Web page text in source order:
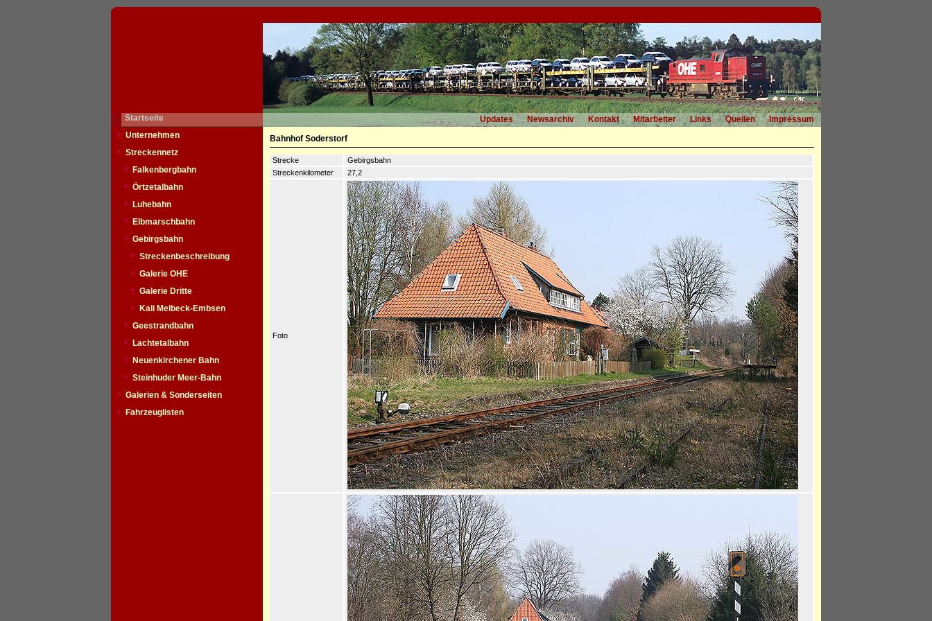
Startseite Updates Newsarchiv Kontakt Mitarbeiter Links Quellen
Impressum
Unternehmen
Streckennetz
Falkenbergbahn
Örtzetalbahn
Luhebahn
Elbmarschbahn
Gebirgsbahn
Streckenbeschreibung
Galerie OHE
Galerie Dritte
Kali Melbeck-Embsen
Geestrandbahn
Lachtetalbahn
Neuenkirchener Bahn
Steinhuder Meer-Bahn
Galerien & Sonderseiten
Fahrzeuglisten
Bahnhof Soderstorf
Strecke
Gebirgsbahn
Streckenkilometer
27,2
Foto